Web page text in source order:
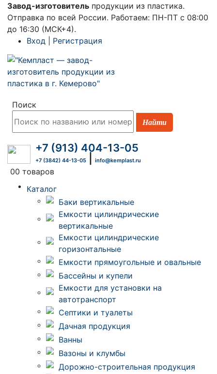
Завод-изготовитель продукции из пластика.
Отправка по всей России. Работаем: ПН-ПТ с 08:00
до 16:30 (МСК+4).
Вход | Регистрация
Поиск
+7 (913) 404-13-05
+7 (3842) 44-13-05 info@kemplast.ru
00 товаров
Каталог
Баки вертикальные
Емкости цилиндрические
вертикальные
Емкости цилиндрические
горизонтальные
Емкости прямоугольные и овальные
Бассейны и купели
Емкости для установки на
автотранспорт
Септики и туалеты
Дачная продукция
Ванны
Вазоны и клумбы
Дорожно-строительная продукция